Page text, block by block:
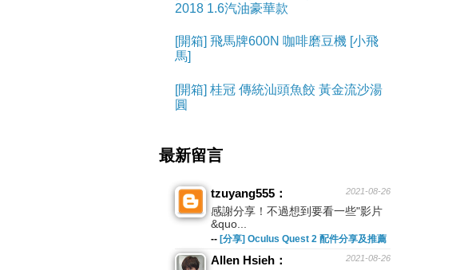
2018 1.6汽油豪華款
[開箱] 飛馬牌600N 咖啡磨豆機 [小飛
馬]
[開箱] 桂冠 傳統汕頭魚餃 黃金流沙湯
圓
最新留言
2021-08-26
tzuyang555：
感謝分享！不過想到要看一些"影片
&quo...
-- [分享] Oculus Quest 2 配件分享及推薦
2021-08-26
Allen Hsieh：